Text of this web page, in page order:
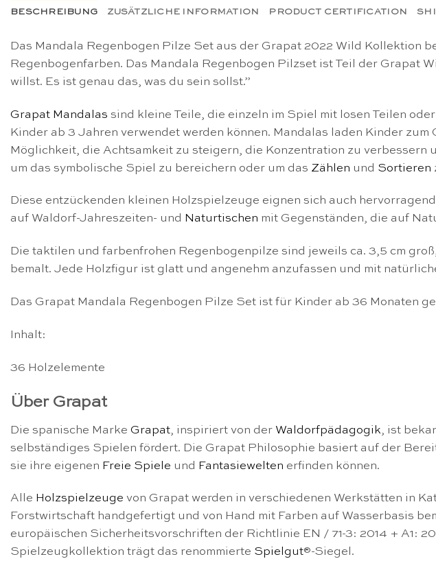
BESCHREIBUNG ZUSÄTZLICHE INFORMATION PRODUCT CERTIFICATION
Das Mandala Regenbogen Pilze Set aus der Grapat 2022 Wild Kollektion
Regenbogenfarben. Das Mandala Regenbogen Pilzset ist Teil der Grapat
willst. Es ist genau das, was du sein sollst.”
Grapat Mandalas sind kleine Teile, die einzeln im Spiel mit losen Teilen
Kinder ab 3 Jahren verwendet werden können. Mandalas laden Kinder
Möglichkeit, die Achtsamkeit zu steigern, die Konzentration zu verbessern
um das symbolische Spiel zu bereichern oder um das Zählen und Sortieren
Diese entzückenden kleinen Holzspielzeuge eignen sich auch
auf Waldorf-Jahreszeiten- und Naturtischen mit Gegenständen, die auf
Die taktilen und farbenfrohen Regenbogenpilze sind jeweils ca. 3,5 cm
bemalt. Jede Holzfigur ist glatt und angenehm anzufassen und mit
Das Grapat Mandala Regenbogen Pilze Set ist für Kinder ab 36 Monaten
Inhalt:
36 Holzelemente
Über Grapat
Die spanische Marke Grapat, inspiriert von der Waldorfpädagogik, ist
selbständiges Spielen fördert. Die Grapat Philosophie basiert auf der
sie ihre eigenen Freie Spiele und Fantasiewelten erfinden können.
Alle Holzspielzeuge von Grapat werden in verschiedenen Werkstätten in
Forstwirtschaft handgefertigt und von Hand mit Farben auf Wasserbasis
europäischen Sicherheitsvorschriften der Richtlinie EN / 71-3: 2014 + A1:
Spielzeugkollektion trägt das renommierte Spielgut®-Siegel.